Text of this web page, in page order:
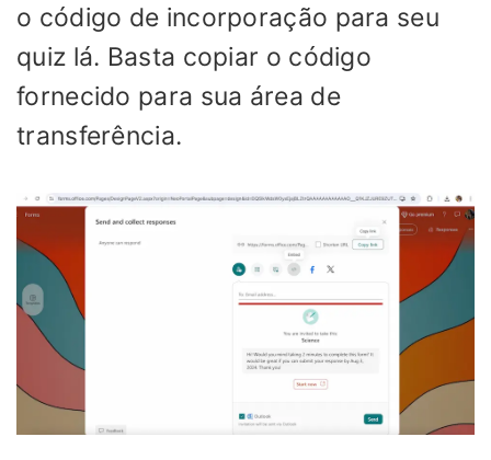
o código de incorporação para seu
quiz lá. Basta copiar o código
fornecido para sua área de
transferência.